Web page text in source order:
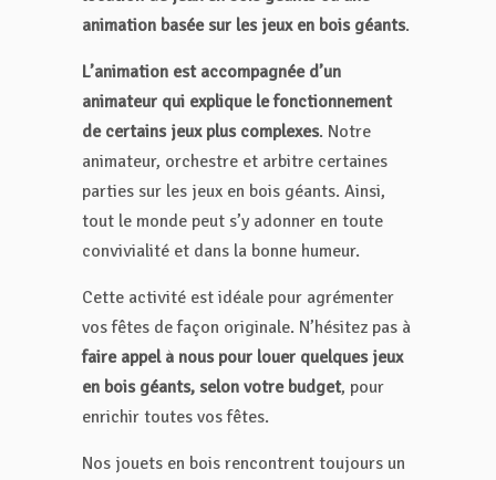
animation basée sur les jeux en bois géants.
L’animation est accompagnée d’un
animateur qui explique le fonctionnement
de certains jeux plus complexes. Notre
animateur, orchestre et arbitre certaines
parties sur les jeux en bois géants. Ainsi,
tout le monde peut s’y adonner en toute
convivialité et dans la bonne humeur.
Cette activité est idéale pour agrémenter
vos fêtes de façon originale. N’hésitez pas à
faire appel à nous pour louer quelques jeux
en bois géants, selon votre budget, pour
enrichir toutes vos fêtes.
Nos jouets en bois rencontrent toujours un